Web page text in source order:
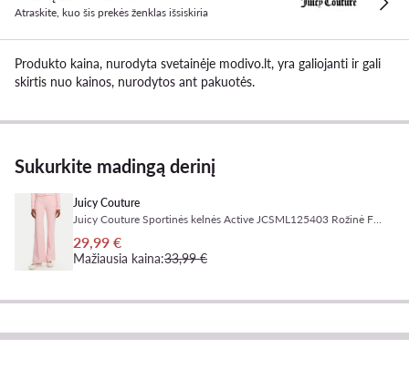
Atraskite, kuo šis prekės ženklas išsiskiria
Produkto kaina, nurodyta svetainėje modivo.lt, yra galiojanti ir gali
skirtis nuo kainos, nurodytos ant pakuotės.
Sukurkite madingą derinį
Juicy Couture
Juicy Couture Sportinės kelnės Active JCSML125403 Rožinė Flared Leg
29,99 €
Mažiausia kaina:33,99 €